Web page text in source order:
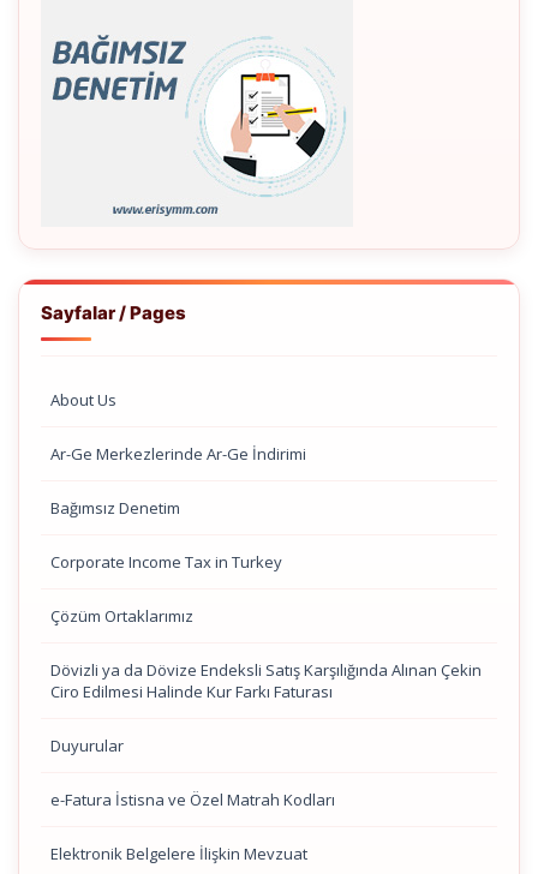
Sayfalar / Pages
About Us
Ar-Ge Merkezlerinde Ar-Ge İndirimi
Bağımsız Denetim
Corporate Income Tax in Turkey
Çözüm Ortaklarımız
Dövizli ya da Dövize Endeksli Satış Karşılığında Alınan Çekin
Ciro Edilmesi Halinde Kur Farkı Faturası
Duyurular
e-Fatura İstisna ve Özel Matrah Kodları
Elektronik Belgelere İlişkin Mevzuat